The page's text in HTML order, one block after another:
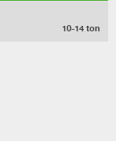
10-14 ton